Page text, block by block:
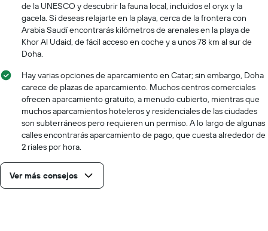
de la UNESCO y descubrir la fauna local, incluidos el oryx y la
gacela. Si deseas relajarte en la playa, cerca de la frontera con
Arabia Saudí encontrarás kilómetros de arenales en la playa de
Khor Al Udaid, de fácil acceso en coche y a unos 78 km al sur de
Doha.
Hay varias opciones de aparcamiento en Catar; sin embargo, Doha
carece de plazas de aparcamiento. Muchos centros comerciales
ofrecen aparcamiento gratuito, a menudo cubierto, mientras que
muchos aparcamientos hoteleros y residenciales de las ciudades
son subterráneos pero requieren un permiso. A lo largo de algunas
calles encontrarás aparcamiento de pago, que cuesta alrededor de
2 riales por hora.
Ver más consejos